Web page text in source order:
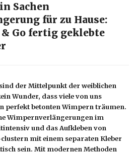
Sachen
für zu Hause:
Go fertig geklebte
der Mittelpunkt der weiblichen
Wunder, dass viele von uns
perfekt betonten Wimpern träumen.
Wimpernverlängerungen im
und das Aufkleben von
mit einem separaten Kleber
sein. Mit modernen Methoden